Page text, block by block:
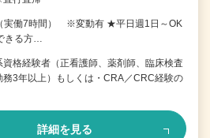
実働7時間） ※変動有 ★平日週1日～OK
きる方…
資格経験者（正看護師、薬剤師、臨床検査
務3年以上）もしくは・CRA／CRC経験の
詳細を見る